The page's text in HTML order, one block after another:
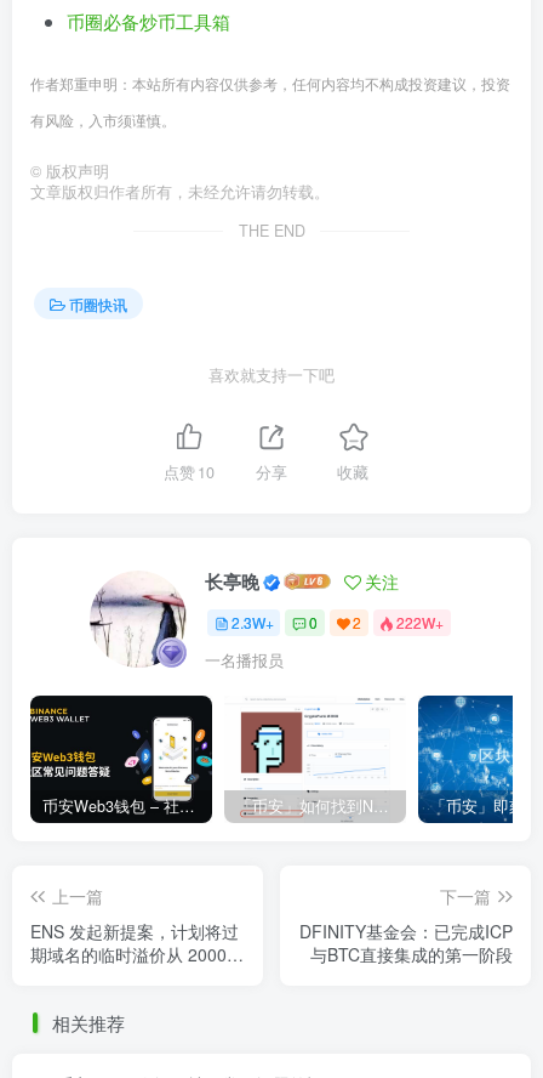
币圈必备炒币工具箱
作者郑重申明：本站所有内容仅供参考，任何内容均不构成投资建议，投资
有风险，入市须谨慎。
© 版权声明
文章版权归作者所有，未经允许请勿转载。
THE END
币圈快讯
喜欢就支持一下吧
点赞10 分享 收藏
长亭晚 关注
2.3W+ 0 2 222W+
一名播报员
币安Web3钱包 – 社区常见问题答疑 「币安」如何找到NFT合约地址？
上一篇
ENS 发起新提案，计划将过
期域名的临时溢价从 2000
下一篇
DFINITY基金会：已完成ICP
与BTC直接集成的第一阶段
相关推荐